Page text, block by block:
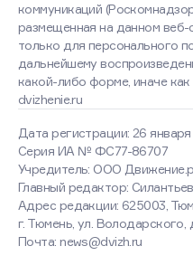
Дата регистрации: 26 января
Серия ИА № ФС77-86707
Учредитель: ООО
Главный редактор:
Адрес редакции: 625003,
г. Тюмень, ул. Володарского,
Почта: news@dvizh.ru
коммуникаций
размещенная на данном веб-
только для персонального
дальнейшему
какой-либо форме, иначе как
dvizhenie.ru